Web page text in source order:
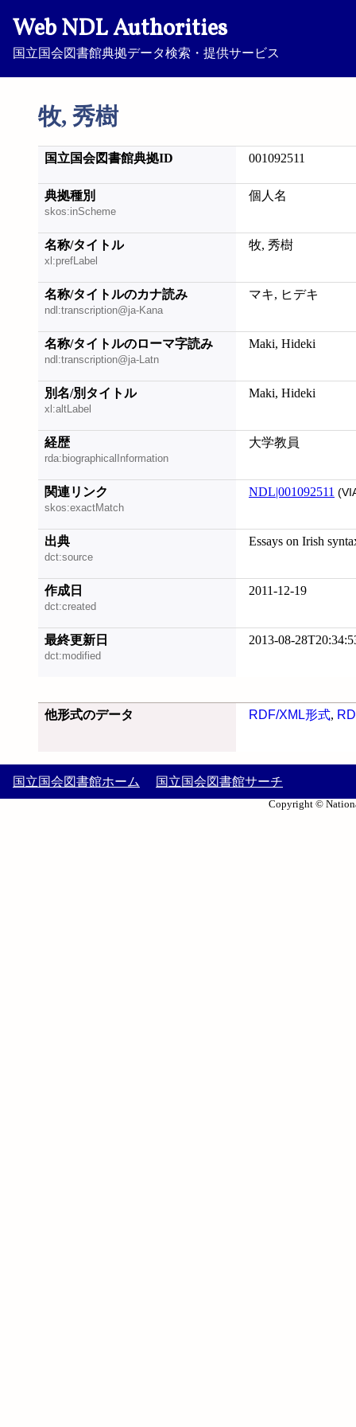
Web NDL Authorities
国立国会図書館典拠データ検索・提供サービス
牧, 秀樹
国立国会図書館典拠ID 001092511
典拠種別
skos:inScheme
個人名
名称/タイトル
xl:prefLabel
牧, 秀樹
名称/タイトルのカナ読み
ndl:transcription@ja-Kana
マキ, ヒデキ
名称/タイトルのローマ字読み
ndl:transcription@ja-Latn
Maki, Hideki
別名/別タイトル
xl:altLabel
Maki, Hideki
経歴
rda:biographicalInformation
大学教員
関連リンク
skos:exactMatch
NDL|001092511
出典
dct:source
Essays on Irish
作成日
dct:created
2011-12-19
最終更新日
dct:modified
2013-08-
他形式のデータ RDF/XML形式,
国立国会図書館ホーム 国立国会図書館サーチ
Copyright ©